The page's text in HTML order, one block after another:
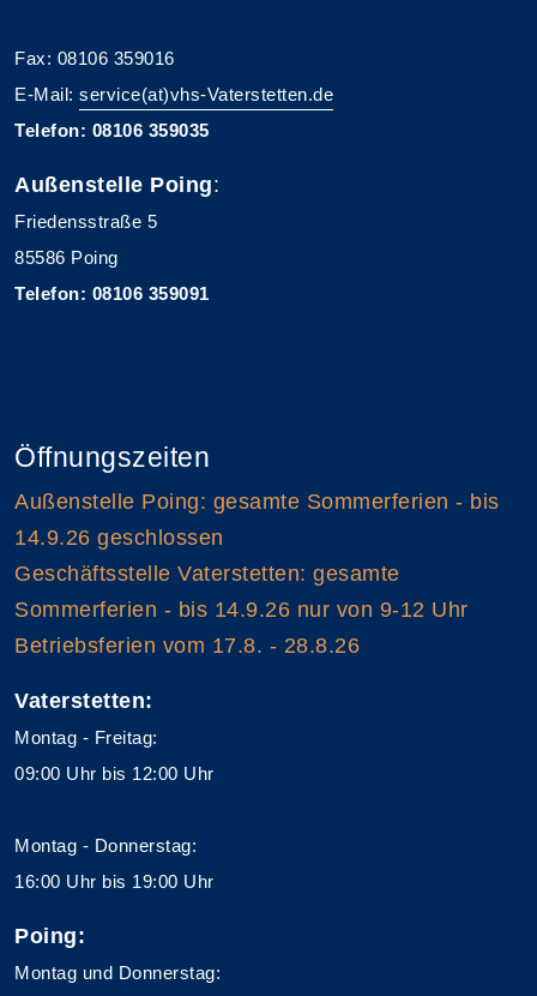
Fax: 08106 359016
E-Mail: service(at)vhs-Vaterstetten.de
Telefon: 08106 359035
Außenstelle Poing:
Friedensstraße 5
85586 Poing
Telefon: 08106 359091
Öffnungszeiten
Außenstelle Poing: gesamte Sommerferien - bis
14.9.26 geschlossen
Geschäftsstelle Vaterstetten: gesamte
Sommerferien - bis 14.9.26 nur von 9-12 Uhr
Betriebsferien vom 17.8. - 28.8.26
Vaterstetten:
Montag - Freitag:
09:00 Uhr bis 12:00 Uhr
Montag - Donnerstag:
16:00 Uhr bis 19:00 Uhr
Poing:
Montag und Donnerstag: